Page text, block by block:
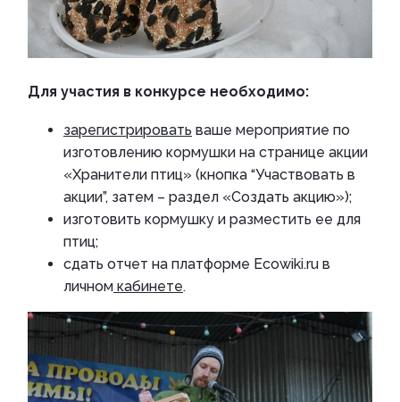
Для участия в конкурсе необходимо:
зарегистрировать ваше мероприятие по
изготовлению кормушки на странице акции
«Хранители птиц» (кнопка “Участвовать в
акции”, затем – раздел «Создать акцию»);
изготовить кормушку и разместить ее для
птиц;
сдать отчет на платформе Ecowiki.ru в
личном кабинете.